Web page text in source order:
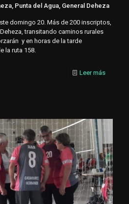
Punta del Agua, General Deheza
domingo 20. Más de 200 inscriptos,
transitando caminos rurales
y en horas de la tarde
la ruta 158.
Leer más